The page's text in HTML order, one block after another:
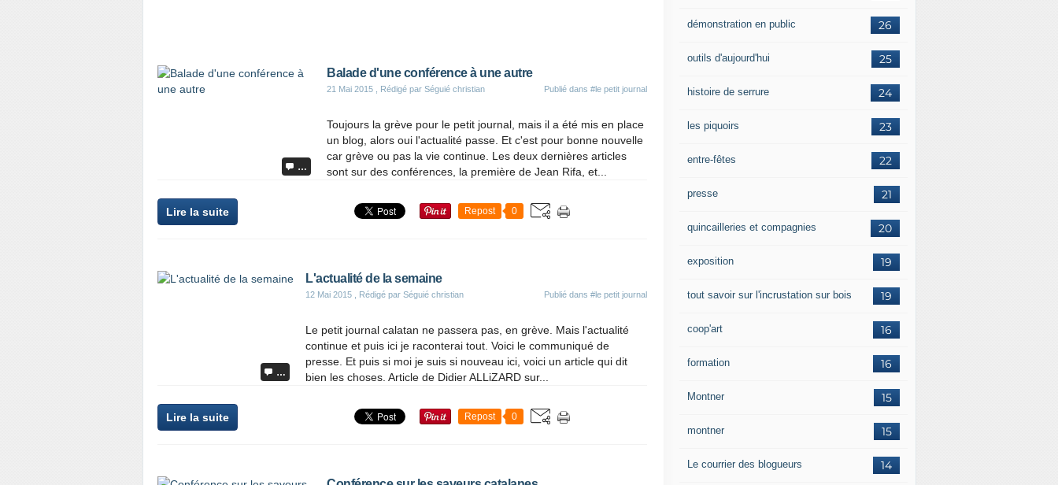
…
Balade d'une conférence à une autre
21 Mai 2015 , Rédigé par Séguié christian Publié dans #le petit journal
Toujours la grève pour le petit journal, mais il a été mis en place
un blog, alors oui l'actualité passe. Et c'est pour bonne nouvelle
car grève ou pas la vie continue. Les deux dernières articles
sont sur des conférences, la première de Jean Rifa, et...
Lire la suite Repost 0
…
L'actualité de la semaine
12 Mai 2015 , Rédigé par Séguié christian Publié dans #le petit journal
Le petit journal calatan ne passera pas, en grève. Mais l'actualité
continue et puis ici je raconterai tout. Voici le communiqué de
presse. Et puis si moi je suis si nouveau ici, voici un article qui dit
bien les choses. Article de Didier ALLiZARD sur...
Lire la suite Repost 0
26
démonstration en public
25
outils d'aujourd'hui
24
histoire de serrure
23
les piquoirs
22
entre-fêtes
21
presse
20
quincailleries et compagnies
19
exposition
19
tout savoir sur l'incrustation sur bois
16
coop'art
16
formation
15
Montner
15
montner
14
Le courrier des blogueurs